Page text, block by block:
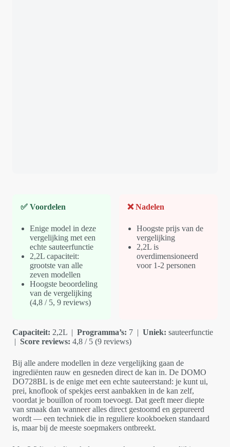
✅ Voordelen
Enige model in deze
vergelijking met een
echte sauteerfunctie
2,2L capaciteit:
grootste van alle
zeven modellen
Hoogste beoordeling
van de vergelijking
(4,8 / 5, 9 reviews)
❌ Nadelen
Hoogste prijs van de
vergelijking
2,2L is
overdimensioneerd
voor 1-2 personen
Capaciteit: 2,2L | Programma’s: 7 | Uniek: sauteerfunctie
| Score reviews: 4,8 / 5 (9 reviews)
Bij alle andere modellen in deze vergelijking gaan de
ingrediënten rauw en gesneden direct de kan in. De DOMO
DO728BL is de enige met een echte sauteerstand: je kunt ui,
prei, knoflook of spekjes eerst aanbakken in de kan zelf,
voordat je bouillon of room toevoegt. Dat geeft meer diepte
van smaak dan wanneer alles direct gestoomd en gepureerd
wordt — een techniek die in reguliere kookboeken standaard
is, maar bij de meeste soepmakers ontbreekt.